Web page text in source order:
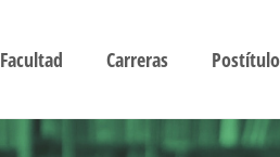
Facultad Carreras